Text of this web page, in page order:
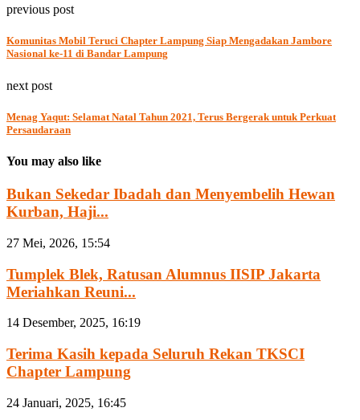
previous post
Komunitas Mobil Teruci Chapter Lampung Siap Mengadakan Jambore
Nasional ke-11 di Bandar Lampung
next post
Menag Yaqut: Selamat Natal Tahun 2021, Terus Bergerak untuk Perkuat
Persaudaraan
You may also like
Bukan Sekedar Ibadah dan Menyembelih Hewan
Kurban, Haji...
27 Mei, 2026, 15:54
Tumplek Blek, Ratusan Alumnus IISIP Jakarta
Meriahkan Reuni...
14 Desember, 2025, 16:19
Terima Kasih kepada Seluruh Rekan TKSCI
Chapter Lampung
24 Januari, 2025, 16:45